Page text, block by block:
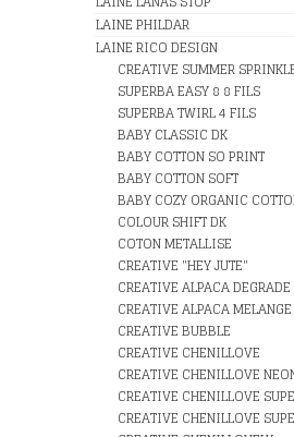
LAINE PHILDAR
LAINE RICO DESIGN
CREATIVE SUMMER
SUPERBA EASY 8 8 FILS
SUPERBA TWIRL 4 FILS
BABY CLASSIC DK
BABY COTTON SO PRINT
BABY COTTON SOFT
BABY COZY ORGANIC
COLOUR SHIFT DK
COTON METALLISE
CREATIVE "HEY JUTE"
CREATIVE ALPACA
CREATIVE ALPACA
CREATIVE BUBBLE
CREATIVE CHENILLOVE
CREATIVE CHENILLOVE
CREATIVE CHENILLOVE
CREATIVE CHENILLOVE